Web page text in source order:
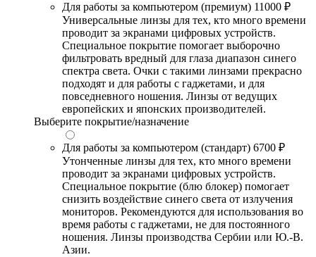
Для работы за компьютером (премиум) 11000 ₽
Универсальные линзы для тех, кто много времени
проводит за экранами цифровых устройств.
Специальное покрытие помогает выборочно
фильтровать вредный для глаза диапазон синего
спектра света. Очки с такими линзами прекрасно
подходят и для работы с гаджетами, и для
повседневного ношения. Линзы от ведущих
европейских и японских производителей.
Выберите покрытие/назначение
Для работы за компьютером (стандарт) 6700 ₽
Утонченные линзы для тех, кто много времени
проводит за экранами цифровых устройств.
Специальное покрытие (блю блокер) помогает
снизить воздействие синего света от излучения
мониторов. Рекомендуются для использования во
время работы с гаджетами, не для постоянного
ношения. Линзы производства Сербии или Ю.-В.
Азии.